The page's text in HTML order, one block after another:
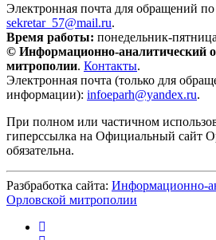
Электронная почта для обращений
sekretar_57@mail.ru.
Время работы: понедельник-
© Информационно-аналитический
митрополии. Контакты.
Электронная почта (только для
информации): infoeparh@yandex.ru.
При полном или частичном
гиперссылка на Официальный сайт
обязательна.
Разбработка сайта: Информационно-
Орловской митрополии